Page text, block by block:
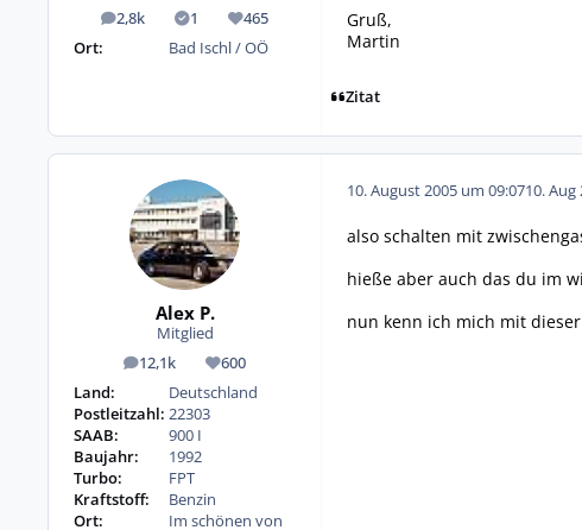
2,8k
Beiträge 1
Lösungen465
Reputation
Ort:
Bad Ischl / OÖ
Gruß,
Martin
Zitat
Alex P.
Mitglied
12,1k
Beiträge 600
Reputation
Land:
Deutschland
Postleitzahl: 22303
SAAB:
900 I
Baujahr:
1992
Turbo:
FPT
Kraftstoff:
Benzin
Ort:
Im schönen von
10. August 2005 um 09:0710. Aug
also schalten mit
hieße aber auch das du im
nun kenn ich mich mit